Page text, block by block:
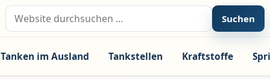
Suche nach: Suchen
Tanken im Ausland Tankstellen Kraftstoffe